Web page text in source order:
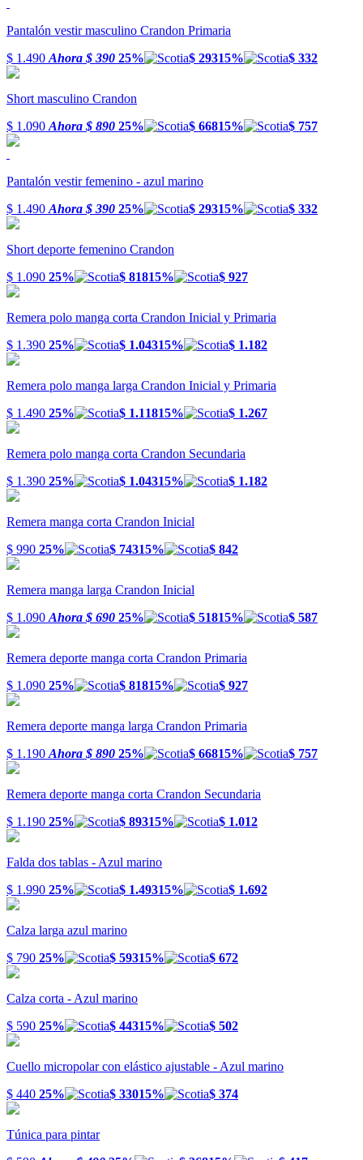
Pantalón vestir masculino Crandon Primaria
$ 1.490Ahora $ 390 25% $ 29315% $ 332
Short masculino Crandon
$ 1.090Ahora $ 890 25% $ 66815% $ 757
Pantalón vestir femenino - azul marino
$ 1.490Ahora $ 390 25% $ 29315% $ 332
Short deporte femenino Crandon
$ 1.090 25% $ 81815% $ 927
Remera polo manga corta Crandon Inicial y Primaria
$ 1.390 25% $ 1.04315% $ 1.182
Remera polo manga larga Crandon Inicial y Primaria
$ 1.490 25% $ 1.11815% $ 1.267
Remera polo manga corta Crandon Secundaria
$ 1.390 25% $ 1.04315% $ 1.182
Remera manga corta Crandon Inicial
$ 990 25% $ 74315% $ 842
Remera manga larga Crandon Inicial
$ 1.090Ahora $ 690 25% $ 51815% $ 587
Remera deporte manga corta Crandon Primaria
$ 1.090 25% $ 81815% $ 927
Remera deporte manga larga Crandon Primaria
$ 1.190Ahora $ 890 25% $ 66815% $ 757
Remera deporte manga corta Crandon Secundaria
$ 1.190 25% $ 89315% $ 1.012
Falda dos tablas - Azul marino
$ 1.990 25% $ 1.49315% $ 1.692
Calza larga azul marino
$ 790 25% $ 59315% $ 672
Calza corta - Azul marino
$ 590 25% $ 44315% $ 502
Cuello micropolar con elástico ajustable - Azul marino
$ 440 25% $ 33015% $ 374
Túnica para pintar